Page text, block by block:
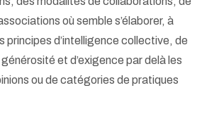
où semble s’élaborer, à
principes d’intelligence collective, de
et d’exigence par delà les
ou de catégories de pratiques